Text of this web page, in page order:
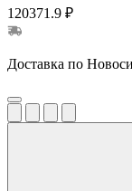
120371.9 ₽
Доставка по